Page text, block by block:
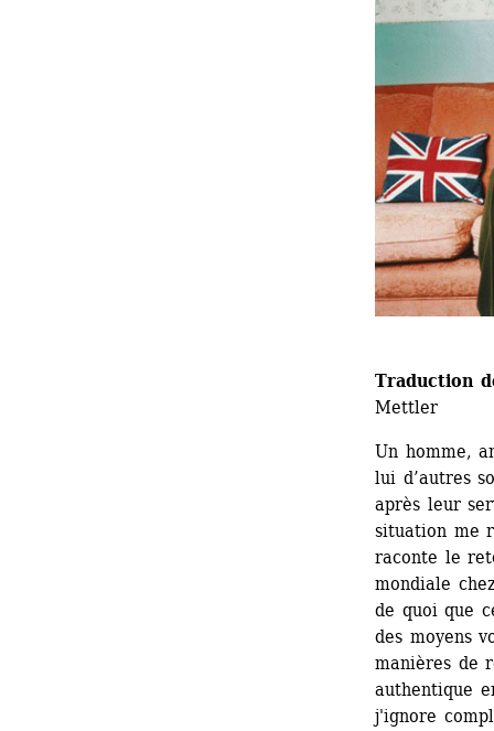
Traduction
Mettler
Un homme,
lui d’autres
après leur
situation me
raconte le
mondiale
de quoi que
des moyens
manières de
authentique
j'ignore